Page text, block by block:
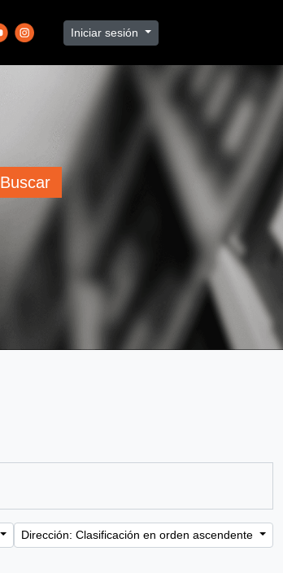
Iniciar sesión
Buscar
Dirección: Clasificación en orden ascendente